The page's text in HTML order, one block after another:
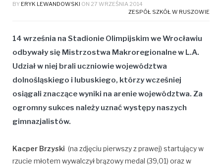
BY ERYK LEWANDOWSKI ON 27 WRZEŚNIA 2014
ZESPÓŁ SZKÓŁ W RUSZOWIE
14 września na Stadionie Olimpijskim we Wrocławiu
odbywały się Mistrzostwa Makroregionalne w L.A.
Udział w niej brali uczniowie województwa
dolnośląskiego i lubuskiego, którzy wcześniej
osiągali znaczące wyniki na arenie województwa. Za
ogromny sukces należy uznać występy naszych
gimnazjalistów.
Kacper Brzyski (na zdjęciu pierwszy z prawej) startujący w
rzucie młotem wywalczył brązowy medal (39,01) oraz w